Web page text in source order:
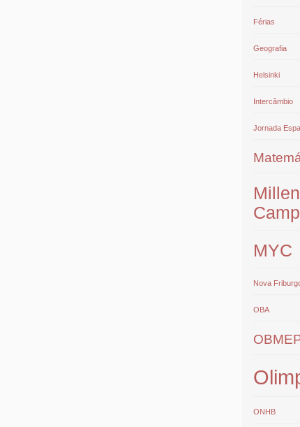
Férias
Geografia
Helsinki
Intercâmbio
Jornada
Camp
MYC
Nova
OBA
ONHB